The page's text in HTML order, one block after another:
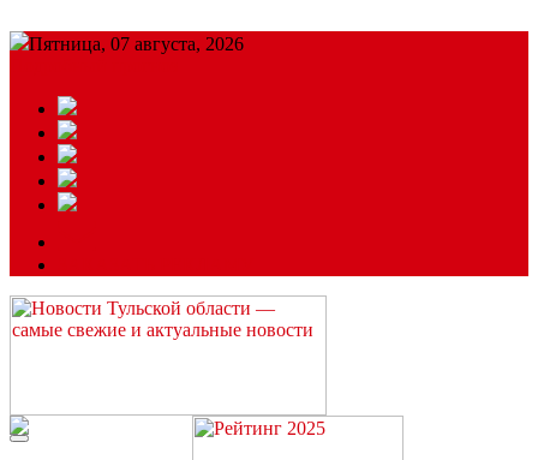
Пятница, 07 августа, 2026
Читайте последние новости дня в Тульской области на сайте
“ЗаНовомосковск”